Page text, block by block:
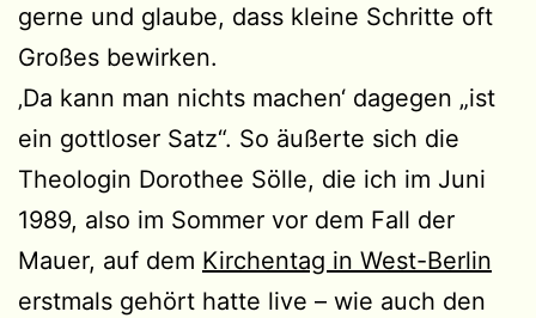
gerne und glaube, dass kleine Schritte oft
Großes bewirken.
‚Da kann man nichts machen‘ dagegen „ist
ein gottloser Satz“. So äußerte sich die
Theologin Dorothee Sölle, die ich im Juni
1989, also im Sommer vor dem Fall der
Mauer, auf dem Kirchentag in West-Berlin
erstmals gehört hatte live – wie auch den